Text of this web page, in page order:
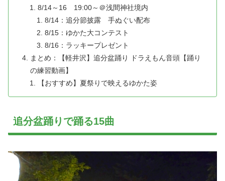
8/14～16 19:00～＠浅間神社境内
8/14：追分節披露 手ぬぐい配布
8/15：ゆかた大コンテスト
8/16：ラッキープレゼント
まとめ：【軽井沢】追分盆踊り ドラえもん音頭【踊り
の練習動画】
【おすすめ】夏祭りで映えるゆかた姿
追分盆踊りで踊る15曲